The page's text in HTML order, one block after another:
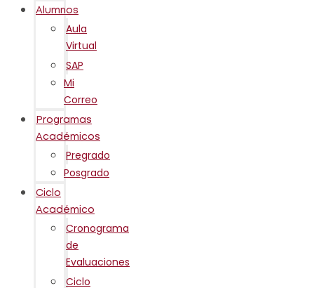
Alumnos
Aula
Virtual
SAP
Mi
Correo
Programas
Académicos
Pregrado
Posgrado
Ciclo
Académico
Cronograma
de
Evaluaciones
Ciclo